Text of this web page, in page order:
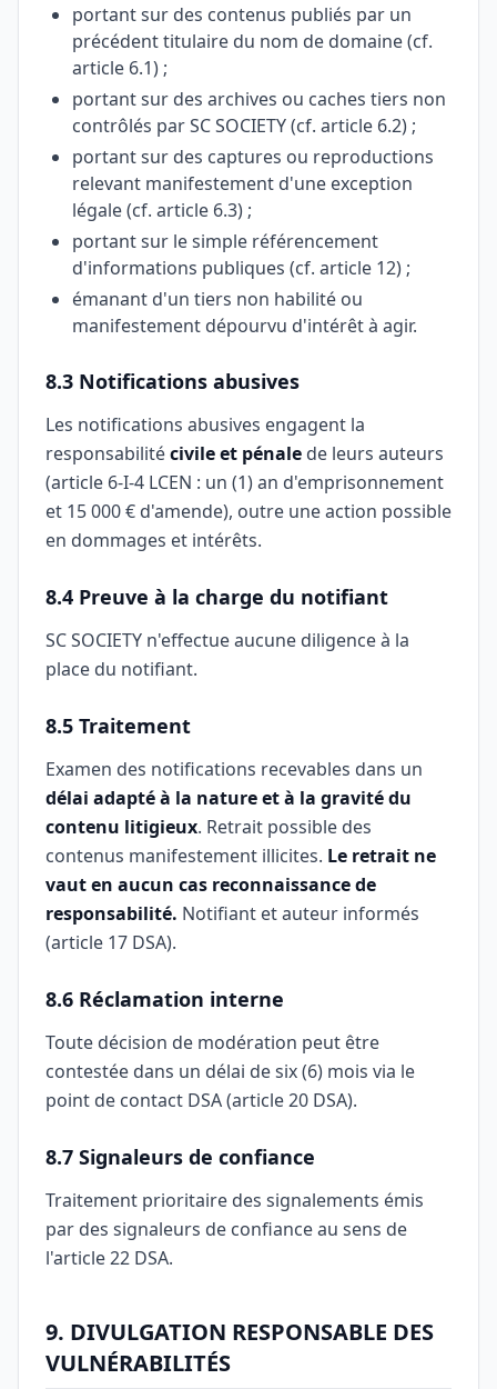
portant sur des contenus publiés par un
précédent titulaire du nom de domaine (cf.
article 6.1) ;
portant sur des archives ou caches tiers non
contrôlés par SC SOCIETY (cf. article 6.2) ;
portant sur des captures ou reproductions
relevant manifestement d'une exception
légale (cf. article 6.3) ;
portant sur le simple référencement
d'informations publiques (cf. article 12) ;
émanant d'un tiers non habilité ou
manifestement dépourvu d'intérêt à agir.
8.3 Notifications abusives
Les notifications abusives engagent la
responsabilitécivile et pénale de leurs auteurs
(article 6-I-4 LCEN : un (1) an d'emprisonnement
et 15 000 € d'amende), outre une action possible
en dommages et intérêts.
8.4 Preuve à la charge du notifiant
SC SOCIETY n'effectue aucune diligence à la
place du notifiant.
8.5 Traitement
Examen des notifications recevables dans un
délai adapté à la nature et à la gravité du
contenu litigieux. Retrait possible des
contenus manifestement illicites. Le retrait ne
vaut en aucun cas reconnaissance de
responsabilité. Notifiant et auteur informés
(article 17 DSA).
8.6 Réclamation interne
Toute décision de modération peut être
contestée dans un délai de six (6) mois via le
point de contact DSA (article 20 DSA).
8.7 Signaleurs de confiance
Traitement prioritaire des signalements émis
par des signaleurs de confiance au sens de
l'article 22 DSA.
9. DIVULGATION RESPONSABLE DES
VULNÉRABILITÉS